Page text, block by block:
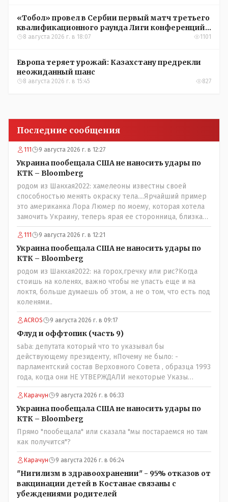
«Тобол» провел в Сербии первый матч третьего
квалификационного раунда Лиги конференций
УЕФА
8 августа 2026 г. в 18:07 1101
Европа теряет урожай: Казахстану предрекли
неожиданный шанс
8 августа 2026 г. в 15:45 827
Последние сообщения
111 9 августа 2026 г. в 12:27
Украина пообещала США не наносить удары по
КТК – Bloomberg
родом из Шанхая2022: хамелеоны известны своей
способностью менять окраску тела....Ярчайший пример
это американка Лора Люмер по моему, которая хотела
замочить Украину, теперь ярая ее сторонница, близкая
к Трампу. Ну и западные страны тем более, которые
предоставляли Зеленскому убежище, чтоб он бежал и
которые развернулись потом на 180 или 360 градусов,
посмотрев на того, как он не сдался, но ты же там сам
живешь и многое знаешь о тех, на кого работаешь.. Это
просто прагматизм и ничего личного. Победим мы, они
встанут под нас и наоборот и все это понимают..
111 9 августа 2026 г. в 12:21
Украина пообещала США не наносить удары по
КТК – Bloomberg
родом из Шанхая2022: на горох,гречку или рис?Когда
стоишь на коленях, важно чтобы не упасть еще и на
локтя, больше думаешь об этом, а не о том, что есть под
коленями..
ACROS 9 августа 2026 г. в 09:17
Флуд и оффтопик (часть 9)
saba: депутата который что то указывал бы
действующему президенту, нПочему не было: -
парламентский состав Верховного Совета , образца 1993
года, когда они НЕ УТВЕРЖДАЛИ некоторые Указы
Назарбаева, особенно в части выборов и перевыборов и
некоторых вопросах внутренней политики, и тогда
Назарбай волевым Указом РАСПУСТИЛ этот бунтарский
состав. Имя - Серикболсын Абдильдин вам знакомо -
юывший секретарь ЦК КП Казахстана , впоследствии -
депутат Верховного Совета и Мажлиса и Председатель
партии коммунстов- он в то время и после и причём
НЕОДНОКРАТНО, указывал и многократно на недостатки
Назарбая и предлагал ему самому ДОБРОВОЛЬНО уйти с
поста Президента.
Карачун 9 августа 2026 г. в 06:33
Украина пообещала США не наносить удары по
КТК – Bloomberg
Прямо "пообещала" или сказала "мы постараемся но там
как получится"?
Карачун 9 августа 2026 г. в 06:24
"Нигилизм в здравоохранении" - 95% отказов от
вакцинации детей в Костанае связаны с
убеждениями родителей